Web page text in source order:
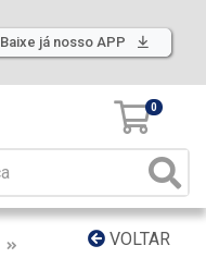
Baixe já nosso APP
0
VOLTAR